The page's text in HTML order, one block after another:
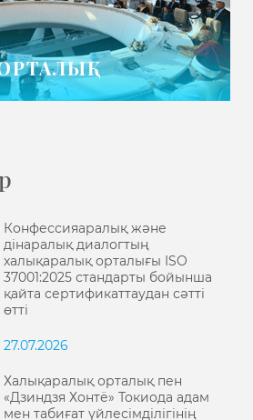
Конфессияаралық және
дінаралық диалогтың
халықаралық орталығы ISO
37001:2025 стандарты бойынша
қайта сертификаттаудан сәтті
өтті
27.07.2026
Халықаралық орталық пен
«Дзиндзя Хонтё» Токиода адам
мен табиғат үйлесімділігінің